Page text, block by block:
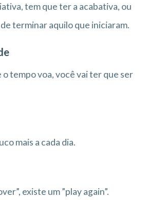
tem que ter a acabativa, ou
terminar aquilo que iniciaram.
o tempo voa, você vai ter que ser
mais a cada dia.
existe um ”play again”.